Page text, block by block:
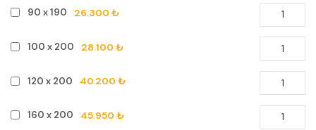
90 x 190 26.300 ₺
100 x 200 28.100 ₺
120 x 200 40.200 ₺
160 x 200 45.950 ₺